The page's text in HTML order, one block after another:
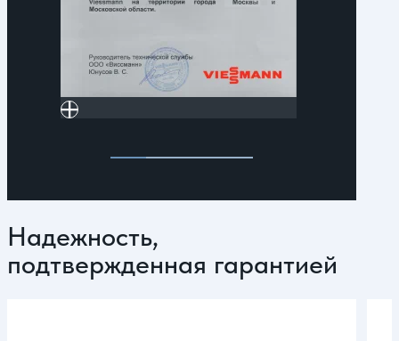
Надежность,
подтвержденная гарантией